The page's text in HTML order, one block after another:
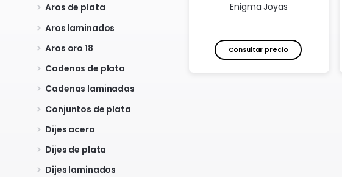
Aros de plata
Aros laminados
Aros oro 18
Cadenas de plata
Cadenas laminadas
Conjuntos de plata
Dijes acero
Dijes de plata
Dijes laminados
Enigma Joyas
Consultar precio